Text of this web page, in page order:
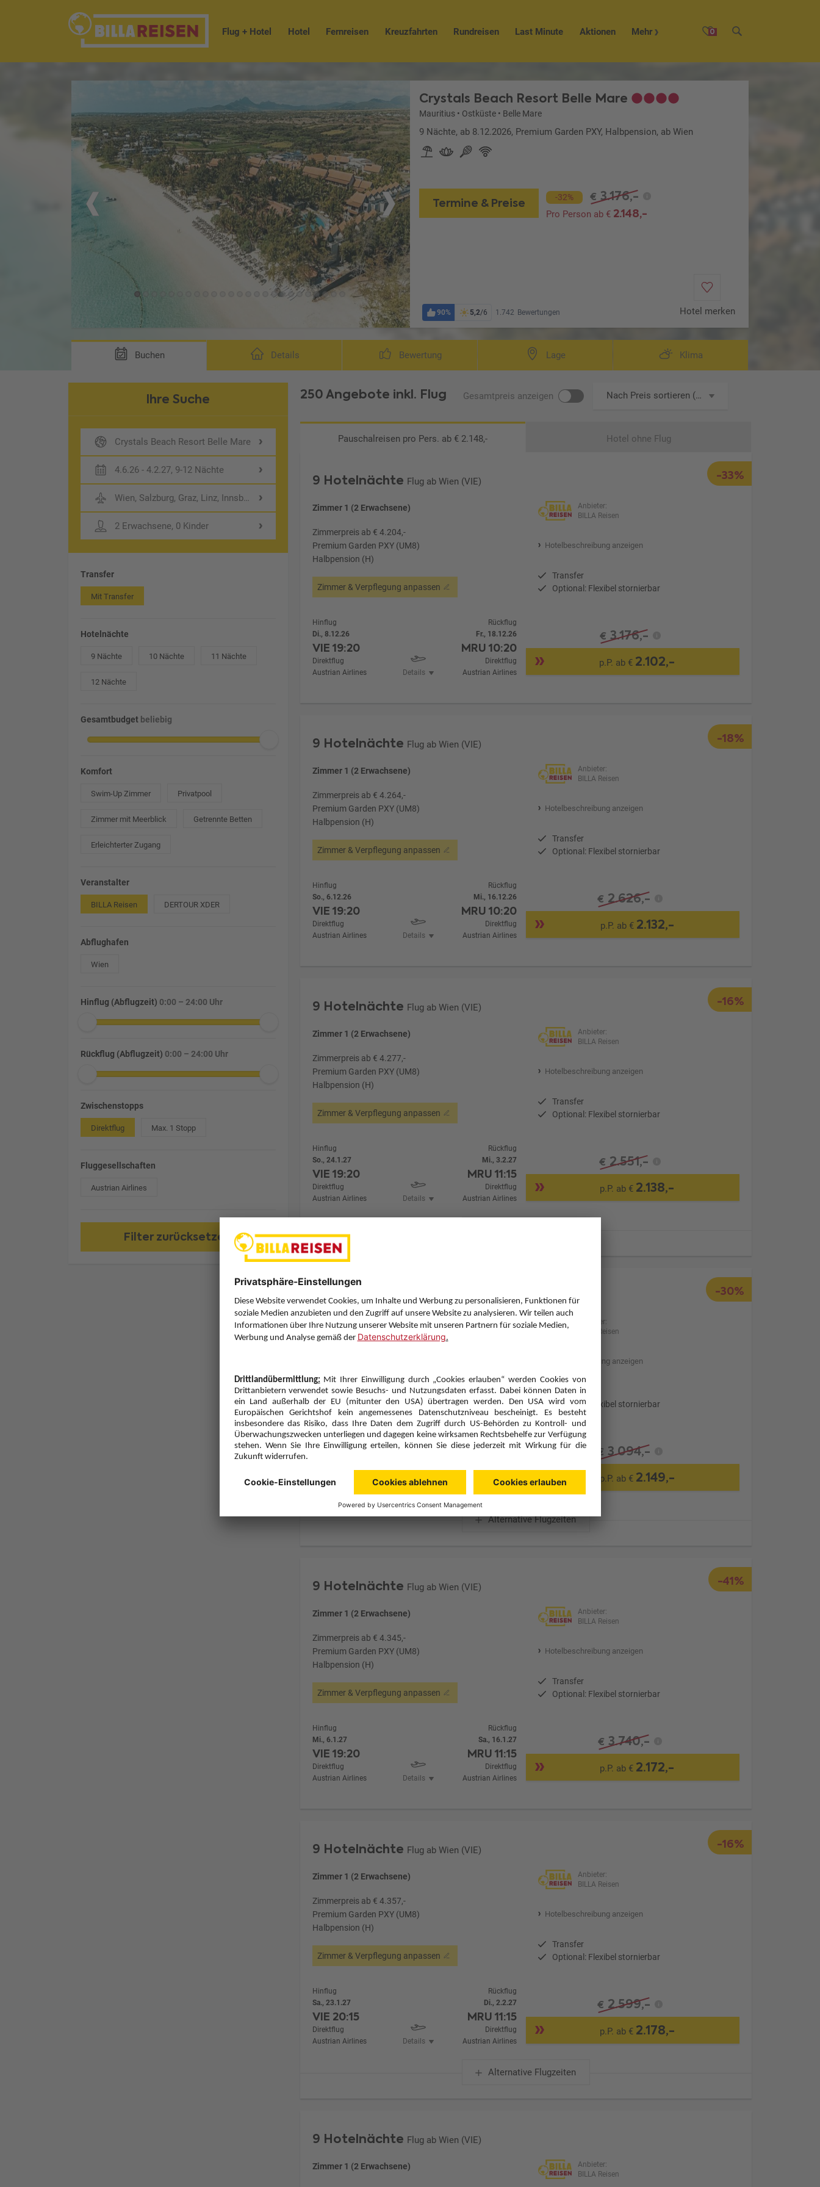
0
Flug + Hotel Hotel Fernreisen Kreuzfahrten Rundreisen Last Minute Aktionen Mehr
Crystals Beach Resort Belle Mare
Mauritius • Ostküste • Belle Mare
9 Nächte, ab 8.12.2026, Premium Garden PXY, Halbpension, ab Wien
Termine & Preise -32% € 3.176,-
Pro Person ab €2.148,-
90% 5,2/6 1.742 Bewertungen Hotel merken
Buchen Details Bewertung Lage Klima
Ihre Suche
Crystals Beach Resort Belle Mare
4.6.26 - 4.2.27, 9-12 Nächte
Wien, Salzburg, Graz, Linz, Innsbruck, Ljubljana/Laibach
2 Erwachsene, 0 Kinder
Transfer
Mit Transfer
Hotelnächte
9 Nächte 10 Nächte 11 Nächte
12 Nächte
Gesamtbudget beliebig
Komfort
Swim-Up Zimmer Privatpool
Zimmer mit Meerblick Getrennte Betten
Erleichterter Zugang
Veranstalter
BILLA Reisen DERTOUR XDER
Abflughafen
Wien
Hinflug (Abflugzeit) 0:00 – 24:00 Uhr
Rückflug (Abflugzeit) 0:00 – 24:00 Uhr
Zwischenstopps
Direktflug Max. 1 Stopp
Fluggesellschaften
Austrian Airlines
Filter zurücksetzen
250 Angebote inkl. Flug Gesamtpreis anzeigen Nach Preis sortieren (aufsteigend)
Pauschalreisen pro Pers. ab € 2.148,- Hotel ohne Flug
-33%
9 Hotelnächte Flug ab Wien (VIE)
Zimmer 1 (2 Erwachsene)
Zimmerpreis ab € 4.204,-
Premium Garden PXY (UM8)
Halbpension (H)
Zimmer & Verpflegung anpassen
Anbieter:
BILLA Reisen
Hotelbeschreibung anzeigen
Transfer
Optional: Flexibel stornierbar
Hinflug
Di., 8.12.26
VIE19:20
Direktflug
Austrian Airlines
Details
Rückflug
Fr., 18.12.26
MRU10:20
Direktflug
Austrian Airlines
€ 3.176,-
p.P. ab € 2.102,-
-18%
9 Hotelnächte Flug ab Wien (VIE)
Zimmer 1 (2 Erwachsene)
Zimmerpreis ab € 4.264,-
Premium Garden PXY (UM8)
Halbpension (H)
Zimmer & Verpflegung anpassen
Anbieter:
BILLA Reisen
Hotelbeschreibung anzeigen
Transfer
Optional: Flexibel stornierbar
Hinflug
So., 6.12.26
VIE19:20
Direktflug
Austrian Airlines
Details
Rückflug
Mi., 16.12.26
MRU10:20
Direktflug
Austrian Airlines
€ 2.626,-
p.P. ab € 2.132,-
-16%
9 Hotelnächte Flug ab Wien (VIE)
Zimmer 1 (2 Erwachsene)
Zimmerpreis ab € 4.277,-
Premium Garden PXY (UM8)
Halbpension (H)
Zimmer & Verpflegung anpassen
Anbieter:
BILLA Reisen
Hotelbeschreibung anzeigen
Transfer
Optional: Flexibel stornierbar
Hinflug
So., 24.1.27
VIE19:20
Direktflug
Austrian Airlines
Details
Rückflug
Mi., 3.2.27
MRU11:15
Direktflug
Austrian Airlines
€ 2.551,-
p.P. ab € 2.138,-
-30%
10 Hotelnächte Flug ab Wien (VIE)
Zimmer 1 (2 Erwachsene)
Halbpension (H)
Zimmer & Verpflegung anpassen
Anbieter:
BILLA Reisen
Hotelbeschreibung anzeigen
Transfer
Optional: Flexibel stornierbar
Hinflug
So., 6.12.26
Austrian Airlines
Details
Rückflug
Do., 17.12.26
Direktflug
Austrian Airlines
€ 3.094,-
p.P. ab € 2.149,-
Alternative Flugzeiten
-41%
9 Hotelnächte Flug ab Wien (VIE)
Zimmer 1 (2 Erwachsene)
Zimmerpreis ab € 4.345,-
Premium Garden PXY (UM8)
Halbpension (H)
Zimmer & Verpflegung anpassen
Anbieter:
BILLA Reisen
Hotelbeschreibung anzeigen
Transfer
Optional: Flexibel stornierbar
Hinflug
Mi., 6.1.27
VIE19:20
Direktflug
Austrian Airlines
Details
Rückflug
Sa., 16.1.27
MRU11:15
Direktflug
Austrian Airlines
€ 3.740,-
p.P. ab € 2.172,-
-16%
9 Hotelnächte Flug ab Wien (VIE)
Zimmer 1 (2 Erwachsene)
Zimmerpreis ab € 4.357,-
Premium Garden PXY (UM8)
Halbpension (H)
Zimmer & Verpflegung anpassen
Anbieter:
BILLA Reisen
Hotelbeschreibung anzeigen
Transfer
Optional: Flexibel stornierbar
Hinflug
Sa., 23.1.27
VIE 20:15
Direktflug
Austrian Airlines
Details
Rückflug
Di., 2.2.27
MRU11:15
Direktflug
Austrian Airlines
€ 2.599,-
p.P. ab € 2.178,-
Alternative Flugzeiten
9 Hotelnächte Flug ab Wien (VIE)
Zimmer 1 (2 Erwachsene)
Anbieter:
BILLA Reisen